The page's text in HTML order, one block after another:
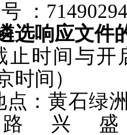
号 ：
选响应文件
止时间与开
时间）
点：黄石绿
兴